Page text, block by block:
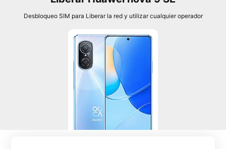
Desbloqueo SIM para Liberar la red y utilizar cualquier operador